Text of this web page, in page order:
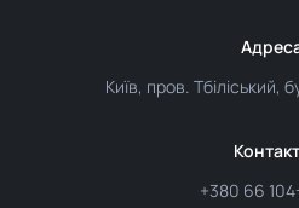
Київ, пров. Тбіліський,
+380 66